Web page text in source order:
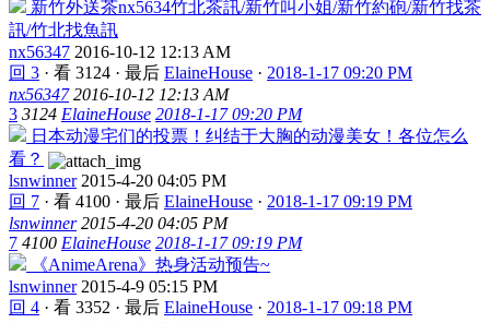
新竹外送茶nx5634竹北茶訊/新竹叫小姐/新竹約砲/新竹找茶
訊/竹北找魚訊
nx56347 2016-10-12 12:13 AM
回 3 · 看 3124 · 最后 ElaineHouse · 2018-1-17 09:20 PM
nx56347 2016-10-12 12:13 AM
3 3124 ElaineHouse 2018-1-17 09:20 PM
日本动漫宅们的投票！纠结于大胸的动漫美女！各位怎么
看？
lsnwinner 2015-4-20 04:05 PM
回 7 · 看 4100 · 最后 ElaineHouse · 2018-1-17 09:19 PM
lsnwinner 2015-4-20 04:05 PM
7 4100 ElaineHouse 2018-1-17 09:19 PM
《AnimeArena》热身活动预告~
lsnwinner 2015-4-9 05:15 PM
回 4 · 看 3352 · 最后 ElaineHouse · 2018-1-17 09:18 PM